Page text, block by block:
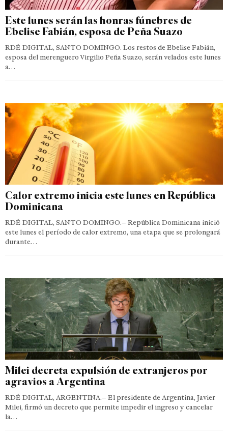
Este lunes serán las honras fúnebres de
Ebelise Fabián, esposa de Peña Suazo
RDÉ DIGITAL, SANTO DOMINGO. Los restos de Ebelise Fabián,
esposa del merenguero Virgilio Peña Suazo, serán velados este lunes
a…
Calor extremo inicia este lunes en República
Dominicana
RDÉ DIGITAL, SANTO DOMINGO.– República Dominicana inició
este lunes el período de calor extremo, una etapa que se prolongará
durante…
Milei decreta expulsión de extranjeros por
agravios a Argentina
RDÉ DIGITAL, ARGENTINA.– El presidente de Argentina, Javier
Milei, firmó un decreto que permite impedir el ingreso y cancelar
la…